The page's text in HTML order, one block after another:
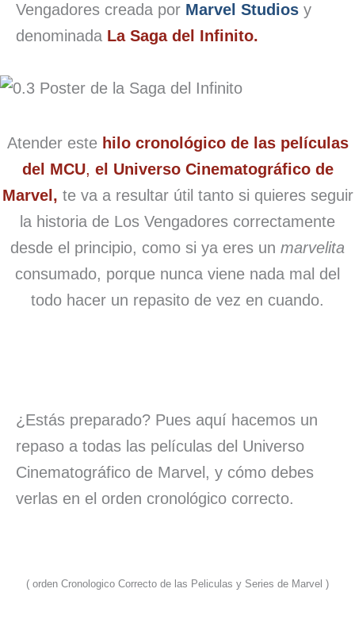
Vengadores creada por Marvel Studios y
denominada La Saga del Infinito.
Atender este hilo cronológico de las películas
del MCU, el Universo Cinematográfico de
Marvel, te va a resultar útil tanto si quieres seguir
la historia de Los Vengadores correctamente
desde el principio, como si ya eres un marvelita
consumado, porque nunca viene nada mal del
todo hacer un repasito de vez en cuando.
¿Estás preparado? Pues aquí hacemos un
repaso a todas las películas del Universo
Cinematográfico de Marvel, y cómo debes
verlas en el orden cronológico correcto.
( orden Cronologico Correcto de las Peliculas y Series de Marvel )